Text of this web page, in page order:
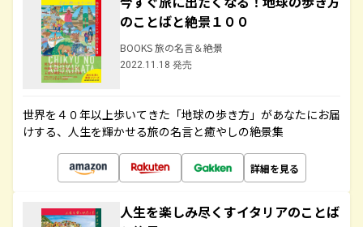
のことばと絶景１００
BOOKS 旅の名言＆絶景
2022.11.18 発売
世界を４０年以上歩いてきた「地球の歩き方」があなたにお届
けする、人生を輝かせる旅の名言と癒やしの絶景集
詳細を見る
人生を楽しみ尽くすイタリアのことば